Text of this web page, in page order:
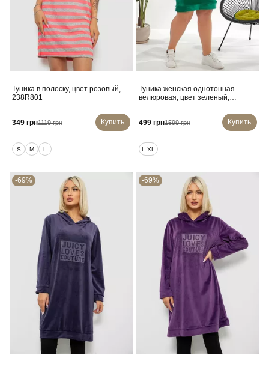
Туника в полоску, цвет розовый,
238R801
349 грн1119 грн Купить
S M L
Туника женская однотонная
велюровая, цвет зеленый,
499 грн1599 грн Купить
L-XL
-69% -69%